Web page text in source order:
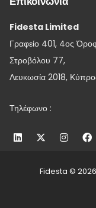
Fidesta Limited
Γραφείο 401, 4ος
Στροβόλου 77,
Λευκωσία 2018,
Τηλέφωνο :
Fidesta ©